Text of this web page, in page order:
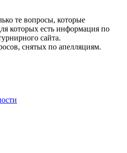
те вопросы, которые
которых есть информация по
сайта.
снятых по апелляциям.